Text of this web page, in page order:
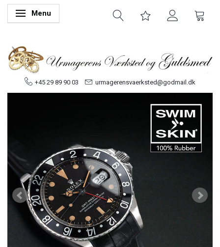
Skifte navigation
Menu
+45 29 89 90 03 urmagerensvaerksted@godmail.dk